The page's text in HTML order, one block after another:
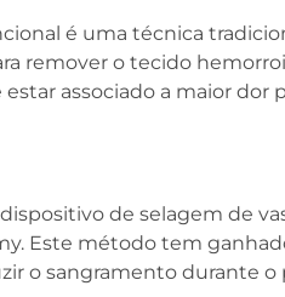
é uma técnica
remover o tecido
associado a maior
de selagem de
Este método tem
o sangramento durante